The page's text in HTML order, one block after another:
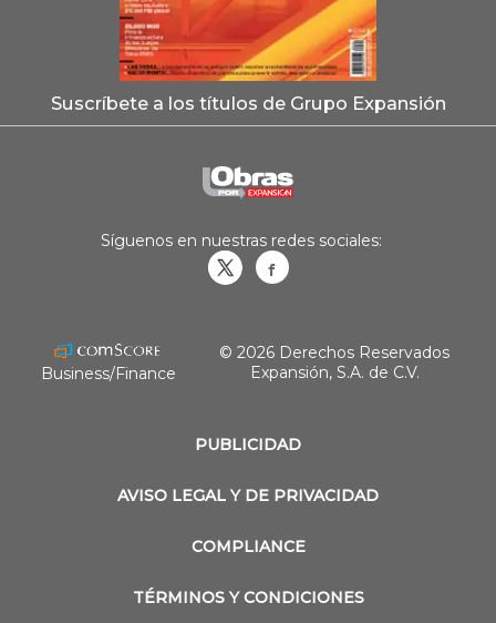
Suscríbete a los títulos de Grupo Expansión
PUBLICIDAD
AVISO LEGAL Y DE PRIVACIDAD
COMPLIANCE
TÉRMINOS Y CONDICIONES
Síguenos en nuestras redes sociales:
Business/Finance
© 2026 Derechos Reservados
Expansión, S.A. de C.V.